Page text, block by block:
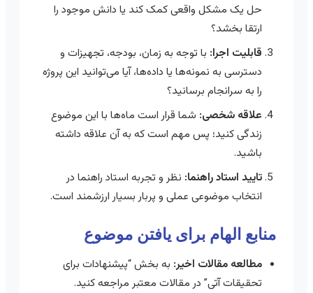
حل یک مشکل واقعی کمک کند یا دانش موجود را
ارتقا بخشد؟
قابلیت اجرا: با توجه به زمان، بودجه، تجهیزات و
دسترسی به نمونه‌ها یا داده‌ها، آیا می‌توانید این پروژه
را به سرانجام برسانید؟
علاقه شخصی:شما قرار است ماه‌ها با این موضوع
زندگی کنید؛ پس مهم است که به آن علاقه داشته
باشید.
تایید استاد راهنما:نظر و تجربه استاد راهنما در
انتخاب موضوعی عملی و پربار بسیار ارزشمند است.
منابع الهام برای یافتن موضوع
مطالعه مقالات اخیر: به بخش “پیشنهادات برای
تحقیقات آتی” در مقالات معتبر مراجعه کنید.